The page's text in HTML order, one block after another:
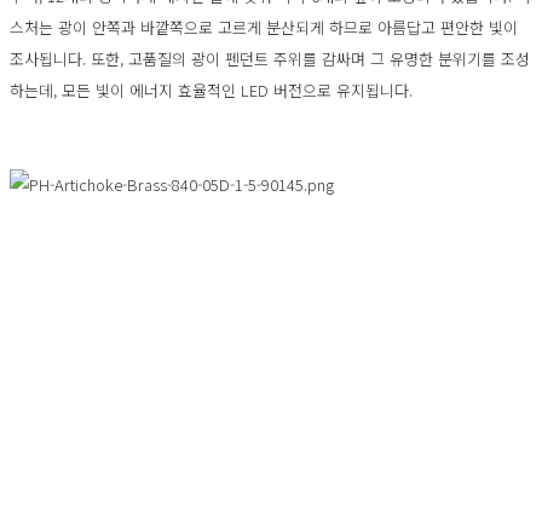
스처는 광이 안쪽과 바깥쪽으로 고르게 분산되게 하므로 아름답고 편안한 빛이
조사됩니다. 또한, 고품질의 광이 펜던트 주위를 감싸며 그 유명한 분위기를 조성
하는데, 모든 빛이 에너지 효율적인 LED 버전으로 유지됩니다.